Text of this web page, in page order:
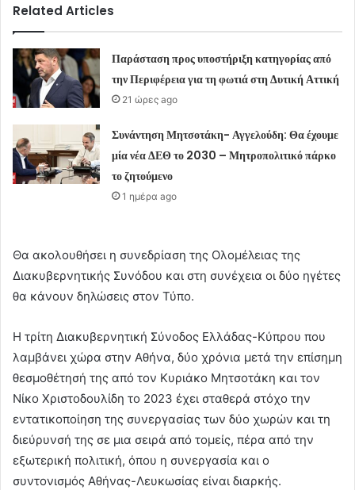
Related Articles
Παράσταση προς υποστήριξη κατηγορίας από
την Περιφέρεια για τη φωτιά στη Δυτική Αττική
21 ώρες ago
Συνάντηση Μητσοτάκη- Αγγελούδη: Θα έχουμε
μία νέα ΔΕΘ το 2030 – Μητροπολιτικό πάρκο
το ζητούμενο
1 ημέρα ago
Θα ακολουθήσει η συνεδρίαση της Ολομέλειας της
Διακυβερνητικής Συνόδου και στη συνέχεια οι δύο ηγέτες
θα κάνουν δηλώσεις στον Τύπο.
Η τρίτη Διακυβερνητική Σύνοδος Ελλάδας-Κύπρου που
λαμβάνει χώρα στην Αθήνα, δύο χρόνια μετά την επίσημη
θεσμοθέτησή της από τον Κυριάκο Μητσοτάκη και τον
Νίκο Χριστοδουλίδη το 2023 έχει σταθερά στόχο την
εντατικοποίηση της συνεργασίας των δύο χωρών και τη
διεύρυνσή της σε μια σειρά από τομείς, πέρα από την
εξωτερική πολιτική, όπου η συνεργασία και ο
συντονισμός Αθήνας-Λευκωσίας είναι διαρκής.